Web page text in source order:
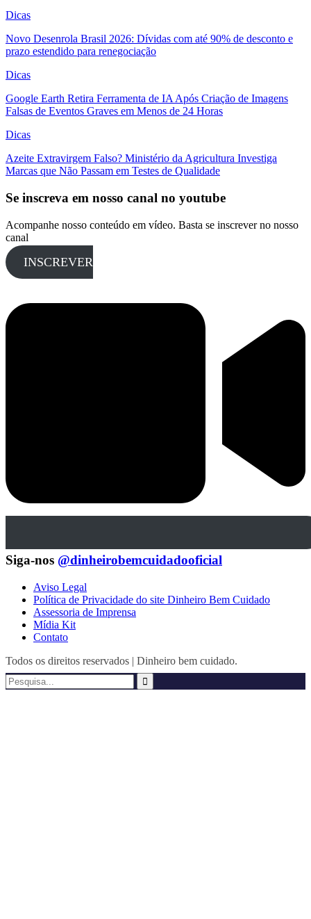
Dicas
Novo Desenrola Brasil 2026: Dívidas com até 90% de desconto e
prazo estendido para renegociação
Dicas
Google Earth Retira Ferramenta de IA Após Criação de Imagens
Falsas de Eventos Graves em Menos de 24 Horas
Dicas
Azeite Extravirgem Falso? Ministério da Agricultura Investiga
Marcas que Não Passam em Testes de Qualidade
Se inscreva em nosso canal no youtube
Acompanhe nosso conteúdo em vídeo. Basta se inscrever no nosso
canal
INSCREVER
Siga-nos @dinheirobemcuidadooficial
Aviso Legal
Política de Privacidade do site Dinheiro Bem Cuidado
Assessoria de Imprensa
Mídia Kit
Contato
Todos os direitos reservados | Dinheiro bem cuidado.